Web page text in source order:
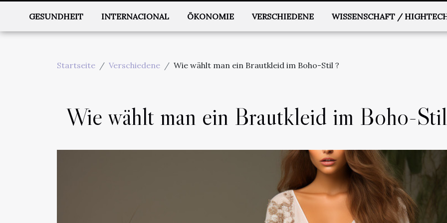
GESUNDHEIT INTERNACIONAL ÖKONOMIE VERSCHIEDENE WISSENSCHAFT /
Startseite Verschiedene Wie wählt man ein Brautkleid im Boho-Stil ?
Wie wählt man ein Brautkleid im Boho-